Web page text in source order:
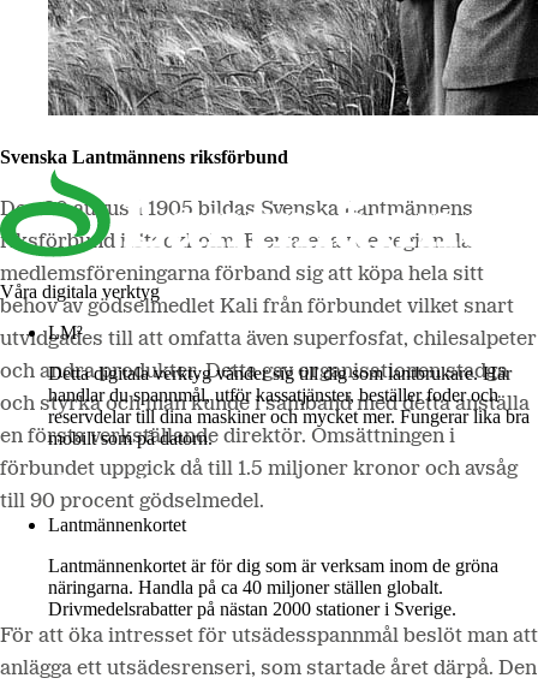
Våra digitala verktyg
LM²
Detta digitala verktyg vänder sig till dig som lantbrukare. Här
handlar du spannmål, utför kassatjänster, beställer foder och
reservdelar till dina maskiner och mycket mer. Fungerar lika bra
mobilt som på datorn.
Mer om LM2
Lantmännenkortet
Lantmännenkortet är för dig som är verksam inom de gröna
näringarna. Handla på ca 40 miljoner ställen globalt.
Drivmedelsrabatter på nästan 2000 stationer i Sverige.
Svenska Lantmännens riksförbund
Den 30 augusti 1905 bildas Svenska Lantmännens
riksförbund i Stockholm. Flertalet av de regionala
medlemsföreningarna förband sig att köpa hela sitt
behov av gödselmedlet Kali från förbundet vilket snart
utvidgades till att omfatta även superfosfat, chilesalpeter
och andra produkter. Detta gav organisationen stadga
och styrka och man kunde i samband med detta anställa
en första verkställande direktör. Omsättningen i
förbundet uppgick då till 1.5 miljoner kronor och avsåg
till 90 procent gödselmedel.
För att öka intresset för utsädesspannmål beslöt man att
anlägga ett utsädesrenseri, som startade året därpå. Den